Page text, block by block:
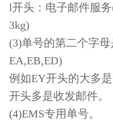
l开头 ： 电子邮件服
3kg)
(3)单号的第二个字
EA,EB,ED)
例如EY开头的大多
开头多是收发邮件。
(4)EMS专用单号。